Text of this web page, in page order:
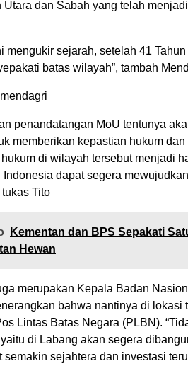
Utara dan Sabah yang telah
mengukir sejarah, setelah 41
batas wilayah”, tambah
penandatangan MoU tentunya
memberikan kepastian hukum
hukum di wilayah tersebut menjadi
Indonesia dapat segera
tukas Tito
Kementan dan BPS Sepakati
Hewan
merupakan Kepala Badan
bahwa nantinya di lokasi
Lintas Batas Negara (PLBN).
di Labang akan segera
semakin sejahtera dan investasi